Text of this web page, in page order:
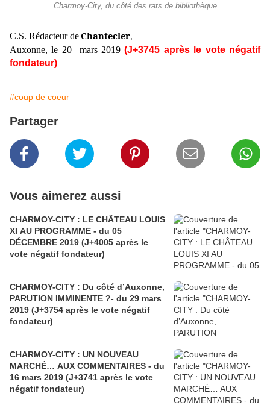
Charmoy-City, du côté des rats de bibliothèque
C.S. Rédacteur deChantecler,
Auxonne, le 20 mars 2019 (J+3745 après le vote négatif
fondateur)
#coup de coeur
Partager
Vous aimerez aussi
CHARMOY-CITY : LE CHÂTEAU LOUIS
XI AU PROGRAMME - du 05
DÉCEMBRE 2019 (J+4005 après le
vote négatif fondateur)
CHARMOY-CITY : Du côté d’Auxonne,
PARUTION IMMINENTE ?- du 29 mars
2019 (J+3754 après le vote négatif
fondateur)
CHARMOY-CITY : UN NOUVEAU
MARCHÉ… AUX COMMENTAIRES - du
16 mars 2019 (J+3741 après le vote
négatif fondateur)